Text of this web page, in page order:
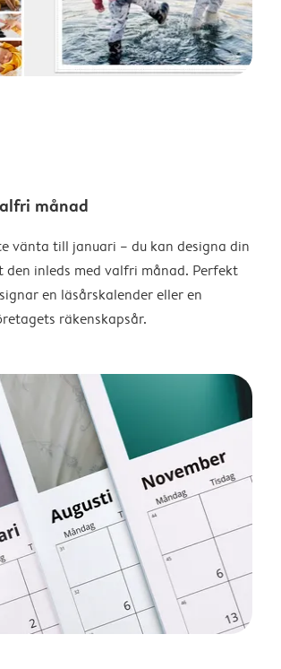
månad
vänta till januari – du kan designa din
den inleds med valfri månad. Perfekt
en läsårskalender eller en
räkenskapsår.